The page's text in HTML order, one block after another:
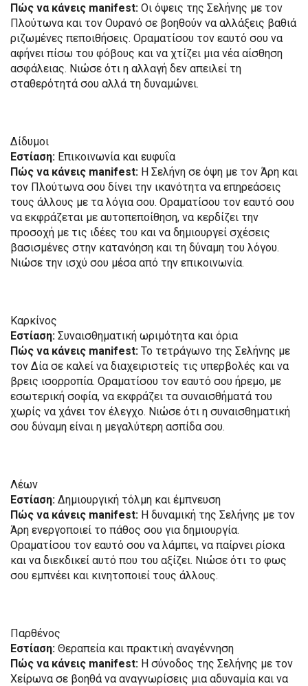
Πώς να κάνεις manifest: Οι όψεις της Σελήνης με τον
Πλούτωνα και τον Ουρανό σε βοηθούν να αλλάξεις βαθιά
ριζωμένες πεποιθήσεις. Οραματίσου τον εαυτό σου να
αφήνει πίσω του φόβους και να χτίζει μια νέα αίσθηση
ασφάλειας. Νιώσε ότι η αλλαγή δεν απειλεί τη
σταθερότητά σου αλλά τη δυναμώνει.
Δίδυμοι
Εστίαση: Επικοινωνία και ευφυΐα
Πώς να κάνεις manifest: Η Σελήνη σε όψη με τον Άρη και
τον Πλούτωνα σου δίνει την ικανότητα να επηρεάσεις
τους άλλους με τα λόγια σου. Οραματίσου τον εαυτό σου
να εκφράζεται με αυτοπεποίθηση, να κερδίζει την
προσοχή με τις ιδέες του και να δημιουργεί σχέσεις
βασισμένες στην κατανόηση και τη δύναμη του λόγου.
Νιώσε την ισχύ σου μέσα από την επικοινωνία.
Καρκίνος
Εστίαση: Συναισθηματική ωριμότητα και όρια
Πώς να κάνεις manifest: Το τετράγωνο της Σελήνης με
τον Δία σε καλεί να διαχειριστείς τις υπερβολές και να
βρεις ισορροπία. Οραματίσου τον εαυτό σου ήρεμο, με
εσωτερική σοφία, να εκφράζει τα συναισθήματά του
χωρίς να χάνει τον έλεγχο. Νιώσε ότι η συναισθηματική
σου δύναμη είναι η μεγαλύτερη ασπίδα σου.
Λέων
Εστίαση: Δημιουργική τόλμη και έμπνευση
Πώς να κάνεις manifest: Η δυναμική της Σελήνης με τον
Άρη ενεργοποιεί το πάθος σου για δημιουργία.
Οραματίσου τον εαυτό σου να λάμπει, να παίρνει ρίσκα
και να διεκδικεί αυτό που του αξίζει. Νιώσε ότι το φως
σου εμπνέει και κινητοποιεί τους άλλους.
Παρθένος
Εστίαση: Θεραπεία και πρακτική αναγέννηση
Πώς να κάνεις manifest: Η σύνοδος της Σελήνης με τον
Χείρωνα σε βοηθά να αναγνωρίσεις μια αδυναμία και να